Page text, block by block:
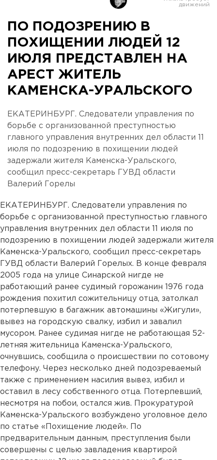
ПО ПОДОЗРЕНИЮ В
ПОХИЩЕНИИ ЛЮДЕЙ 12
ИЮЛЯ ПРЕДСТАВЛЕН НА
АРЕСТ ЖИТЕЛЬ
КАМЕНСКА-УРАЛЬСКОГО
ЕКАТЕРИНБУРГ. Следователи управления по
борьбе с организованной преступностью
главного управления внутренних дел области 11
июля по подозрению в похищении людей
задержали жителя Каменска-Уральского,
сообщил пресс-секретарь ГУВД области
Валерий Горелы
ЕКАТЕРИНБУРГ. Следователи управления по
борьбе с организованной преступностью главного
управления внутренних дел области 11 июля по
подозрению в похищении людей задержали жителя
Каменска-Уральского, сообщил пресс-секретарь
ГУВД области Валерий Горелых. В конце февраля
2005 года на улице Синарской нигде не
работающий ранее судимый горожанин 1976 года
рождения похитил сожительницу отца, затолкал
потерпевшую в багажник автомашины «Жигули»,
вывез на городскую свалку, избил и завалил
мусором. Ранее судимая нигде не работающая 52-
летняя жительница Каменска-Уральского,
очнувшись, сообщила о происшествии по сотовому
телефону. Через несколько дней подозреваемый
также с применением насилия вывез, избил и
оставил в лесу собственного отца. Потерпевший,
несмотря на побои, остался жив. Прокуратурой
Каменска-Уральского возбуждено уголовное дело
по статье «Похищение людей». По
предварительным данным, преступления были
совершены с целью завладения квартирой